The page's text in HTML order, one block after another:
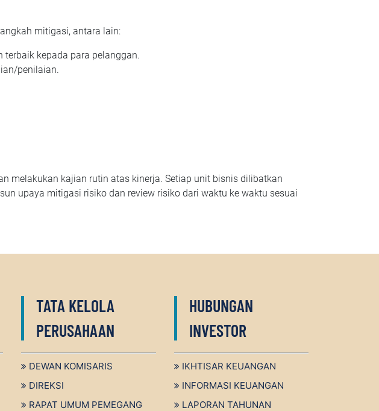
mitigasi, antara lain:
kepada para pelanggan.
penilaian.
melakukan kajian rutin atas kinerja. Setiap unit bisnis dilibatkan
upaya mitigasi risiko dan review risiko dari waktu ke waktu sesuai
TATA KELOLA
PERUSAHAAN
DEWAN KOMISARIS
DIREKSI
RAPAT UMUM PEMEGANG
HUBUNGAN
INVESTOR
IKHTISAR KEUANGAN
INFORMASI KEUANGAN
LAPORAN TAHUNAN